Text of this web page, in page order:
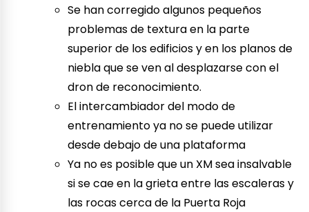
Se han corregido algunos pequeños
problemas de textura en la parte
superior de los edificios y en los planos de
niebla que se ven al desplazarse con el
dron de reconocimiento.
El intercambiador del modo de
entrenamiento ya no se puede utilizar
desde debajo de una plataforma
Ya no es posible que un XM sea insalvable
si se cae en la grieta entre las escaleras y
las rocas cerca de la Puerta Roja